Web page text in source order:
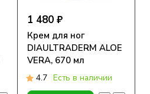
1 480 ₽
Крем для ног
DIAULTRADERM ALOE
VERA, 670 мл
4.7 Есть в наличии